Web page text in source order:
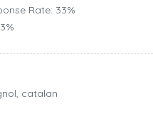
Rate: 33%
catalan